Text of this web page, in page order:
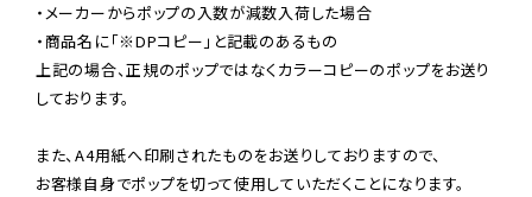
・メーカーからポップの入数が減数入荷した場合
・商品名に「※DPコピー」と記載のあるもの
上記の場合、正規のポップではなくカラーコピーのポップをお送り
しております。
また、A4用紙へ印刷されたものをお送りしておりますので、
お客様自身でポップを切って使用していただくことになります。